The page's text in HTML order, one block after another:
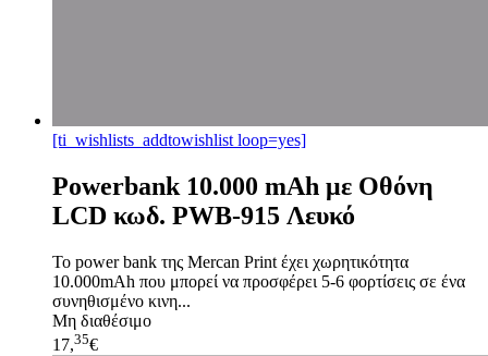
[ti_wishlists_addtowishlist loop=yes]
Powerbank 10.000 mAh με Οθόνη
LCD κωδ. PWB-915 Λευκό
Το power bank της Mercan Print έχει χωρητικότητα
10.000mAh που μπορεί να προσφέρει 5-6 φορτίσεις σε ένα
συνηθισμένο κινη...
Μη διαθέσιμο
17,35€